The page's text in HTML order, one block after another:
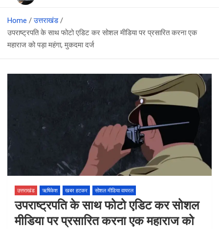
Home
उत्तराखंड
उपराष्ट्रपति के साथ फोटो एडिट कर सोशल मीडिया पर प्रसारित करना एक
महाराज को पड़ा महंगा, मुकदमा दर्ज
उत्तराखंड ऋषिकेश खबर हटकर सोशल मीडिया वायरल
उपराष्ट्रपति के साथ फोटो एडिट कर सोशल
मीडिया पर प्रसारित करना एक महाराज को